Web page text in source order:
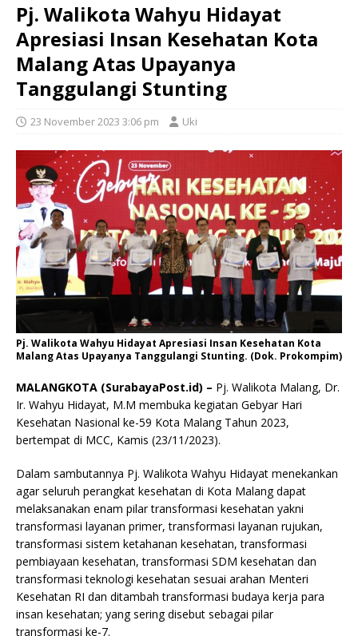
Pj. Walikota Wahyu Hidayat
Apresiasi Insan Kesehatan Kota
Malang Atas Upayanya
Tanggulangi Stunting
23 November 2023 3:06 pm Uki
Pj. Walikota Wahyu Hidayat Apresiasi Insan Kesehatan Kota
Malang Atas Upayanya Tanggulangi Stunting. (Dok. Prokompim)
MALANGKOTA (SurabayaPost.id) – Pj. Walikota Malang, Dr.
Ir. Wahyu Hidayat, M.M membuka kegiatan Gebyar Hari
Kesehatan Nasional ke-59 Kota Malang Tahun 2023,
bertempat di MCC, Kamis (23/11/2023).
Dalam sambutannya Pj. Walikota Wahyu Hidayat menekankan
agar seluruh perangkat kesehatan di Kota Malang dapat
melaksanakan enam pilar transformasi kesehatan yakni
transformasi layanan primer, transformasi layanan rujukan,
transformasi sistem ketahanan kesehatan, transformasi
pembiayaan kesehatan, transformasi SDM kesehatan dan
transformasi teknologi kesehatan sesuai arahan Menteri
Kesehatan RI dan ditambah transformasi budaya kerja para
insan kesehatan; yang sering disebut sebagai pilar
transformasi ke-7.